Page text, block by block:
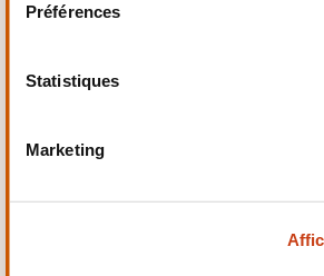
Préférences
Statistiques
Marketing